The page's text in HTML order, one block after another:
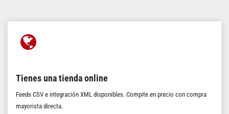
Tienes una tienda online
Feeds CSV e integración XML disponibles. Compite en precio con compra
mayorista directa.